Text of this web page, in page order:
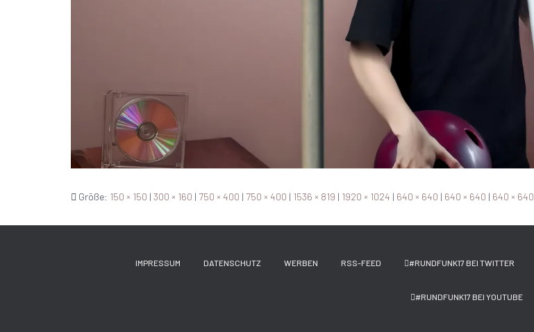
Größe: 150 × 150 | 300 × 160 | 750 × 400 | 750 × 400 | 1536 × 819 | 1920 × 1024 | 640 × 640 | 640 × 640 | 640 × 640
IMPRESSUM DATENSCHUTZ WERBEN RSS-FEED #RUNDFUNK17 BEI TWITTER
#RUNDFUNK17 BEI YOUTUBE